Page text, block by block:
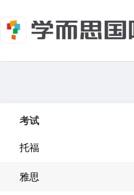
考试
托福
雅思